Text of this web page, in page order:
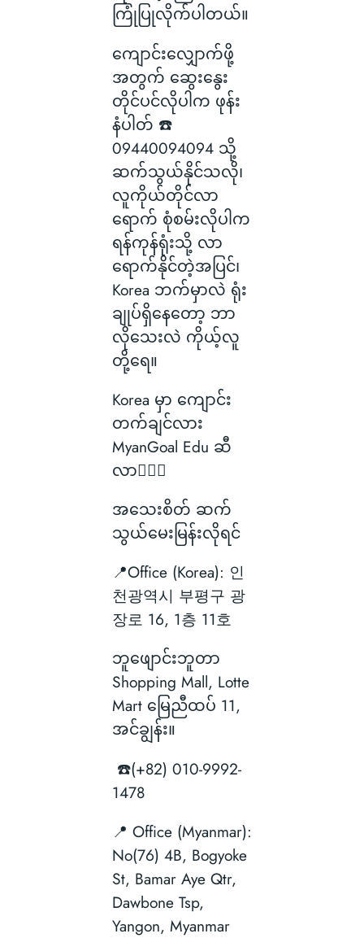
ကြုံပြုလိုက်ပါတယ်။
ကျောင်းလျှောက်ဖို့
အတွက် ဆွေးနွေး
တိုင်ပင်လိုပါက ဖုန်း
နံပါတ် ☎️
09440094094 သို့
ဆက်သွယ်နိုင်သလို၊
လူကိုယ်တိုင်လာ
ရောက် စုံစမ်းလိုပါက
ရန်ကုန်ရုံးသို့ လာ
ရောက်နိုင်တဲ့အပြင်၊
Korea ဘက်မှာလဲ ရုံး
ချုပ်ရှိနေတော့ ဘာ
လိုသေးလဲ ကိုယ့်လူ
တို့ရေ။
Korea မှာ ကျောင်း
တက်ချင်လား
MyanGoal Edu ဆီ
လာ🙋🏻‍♂️
အသေးစိတ် ဆက်
သွယ်မေးမြန်းလိုရင်
📍Office (Korea): 인
천광역시 부평구 광
장로 16, 1층 11호
ဘူဖျောင်းဘူတာ
Shopping Mall, Lotte
Mart မြေညီထပ် 11,
အင်ချွန်း။
☎️(+82) 010-9992-
1478
📍 Office (Myanmar):
No(76) 4B, Bogyoke
St, Bamar Aye Qtr,
Dawbone Tsp,
Yangon, Myanmar